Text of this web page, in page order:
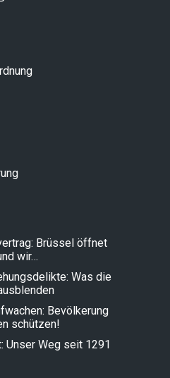
Brüssel öffnet
wir…
Was die
Bevölkerung
schützen!
Unser Weg seit 1291